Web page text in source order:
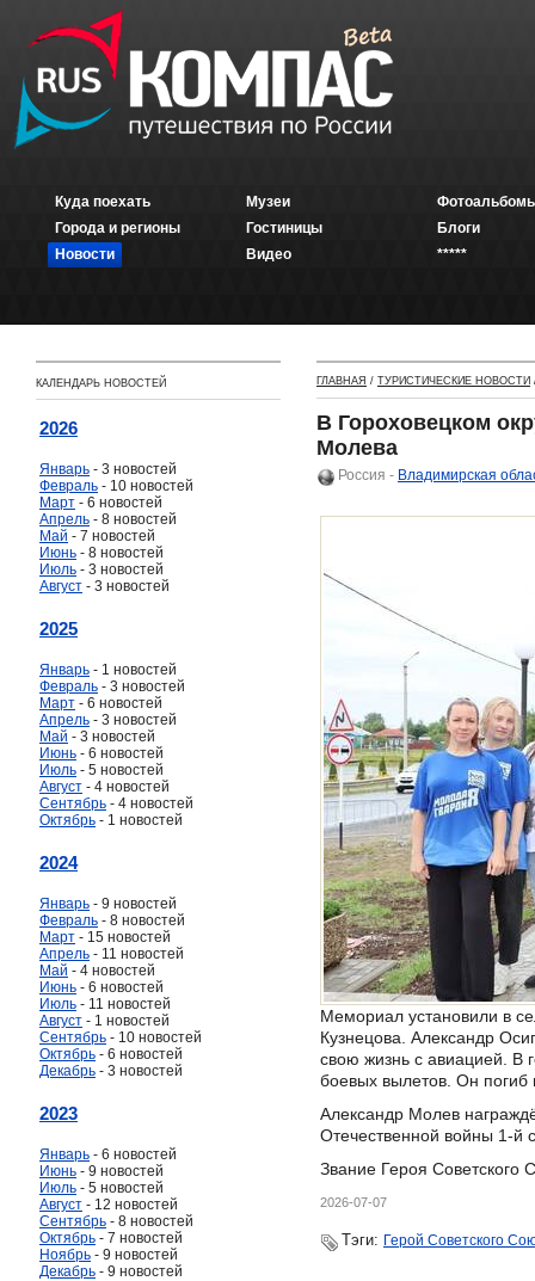
Куда поехать
Города и регионы
Новости
Музеи
Гостиницы
Видео
Блоги
*****
КАЛЕНДАРЬ НОВОСТЕЙ
2026
Январь - 3 новостей
Февраль - 10 новостей
Март - 6 новостей
Апрель - 8 новостей
Май - 7 новостей
Июнь - 8 новостей
Июль - 3 новостей
Август - 3 новостей
2025
Январь - 1 новостей
Февраль - 3 новостей
Март - 6 новостей
Апрель - 3 новостей
Май - 3 новостей
Июнь - 6 новостей
Июль - 5 новостей
Август - 4 новостей
Сентябрь - 4 новостей
Октябрь - 1 новостей
2024
Январь - 9 новостей
Февраль - 8 новостей
Март - 15 новостей
Апрель - 11 новостей
Май - 4 новостей
Июнь - 6 новостей
Июль - 11 новостей
Август - 1 новостей
Сентябрь - 10 новостей
Октябрь - 6 новостей
Декабрь - 3 новостей
2023
Январь - 6 новостей
Июнь - 9 новостей
Июль - 5 новостей
Август - 12 новостей
Сентябрь - 8 новостей
Октябрь - 7 новостей
Ноябрь - 9 новостей
Декабрь - 9 новостей
ГЛАВНАЯ / ТУРИСТИЧЕСКИЕ НОВОСТИ
В Гороховецком
Молева
Россия - Владимирская
Мемориал установили в
Кузнецова. Александр
свою жизнь с авиацией. В
боевых вылетов. Он погиб
Александр Молев
Отечественной войны 1-й
Звание Героя Советского
2026-07-07
Тэги: Герой Советского